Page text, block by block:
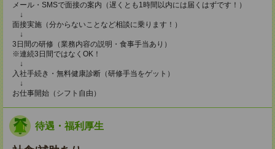
メール・SMSで面接の案内（遅くとも1時間以内には届くはずです！）
↓
面接実施（分からないことなど相談に乗ります！）
↓
3日間の研修（業務内容の説明・食事手当あり）
※連続3日間ではなくOK！
↓
入社手続き・無料健康診断（研修手当をゲット）
↓
お仕事開始（シフト自由）
待遇・福利厚生